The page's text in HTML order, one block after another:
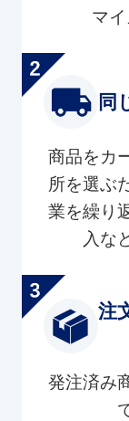
マ
同
商品をカ
所を選ぶ
業を繰り
入な
注
発注済み